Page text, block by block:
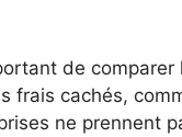
de
frais cachés,
ne prennent